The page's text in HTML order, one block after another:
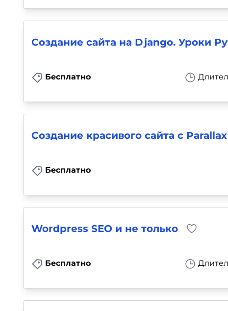
Создание сайта на Django. Уроки
Бесплатно
Создание красивого сайта с
Бесплатно
Wordpress SEO и не только
Бесплатно